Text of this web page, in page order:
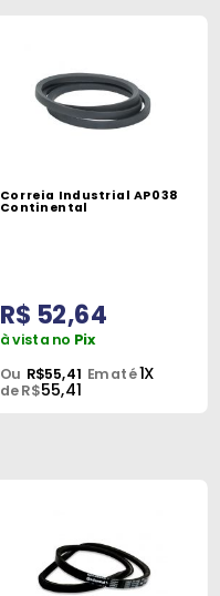
Correia Industrial AP038
Continental
R$ 52,64
à vista no Pix
Ou R$55,41 Em até1X
de R$55,41